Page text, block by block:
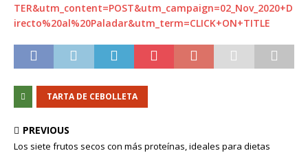
TER&utm_content=POST&utm_campaign=02_Nov_2020+D
irecto%20al%20Paladar&utm_term=CLICK+ON+TITLE
TARTA DE CEBOLLETA
PREVIOUS
Los siete frutos secos con más proteínas, ideales para dietas